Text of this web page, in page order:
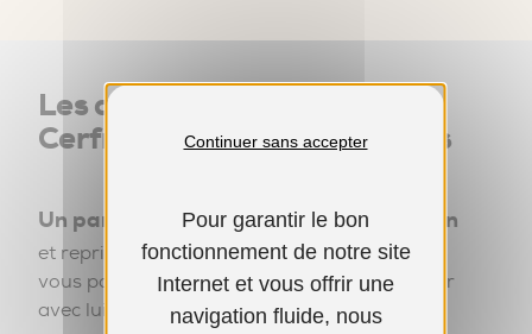
Les avantages de l’offre
Cerfrance Poitou-Charentes
Un partenaire conseil expert en création
et reprise de commerce et proactif sur lequel
vous pouvez confronter votre projet et définir
avec lui vos objectifs de réussite.
Pour garantir le bon
fonctionnement de notre site
Internet et vous offrir une
navigation fluide, nous
Continuer sans accepter